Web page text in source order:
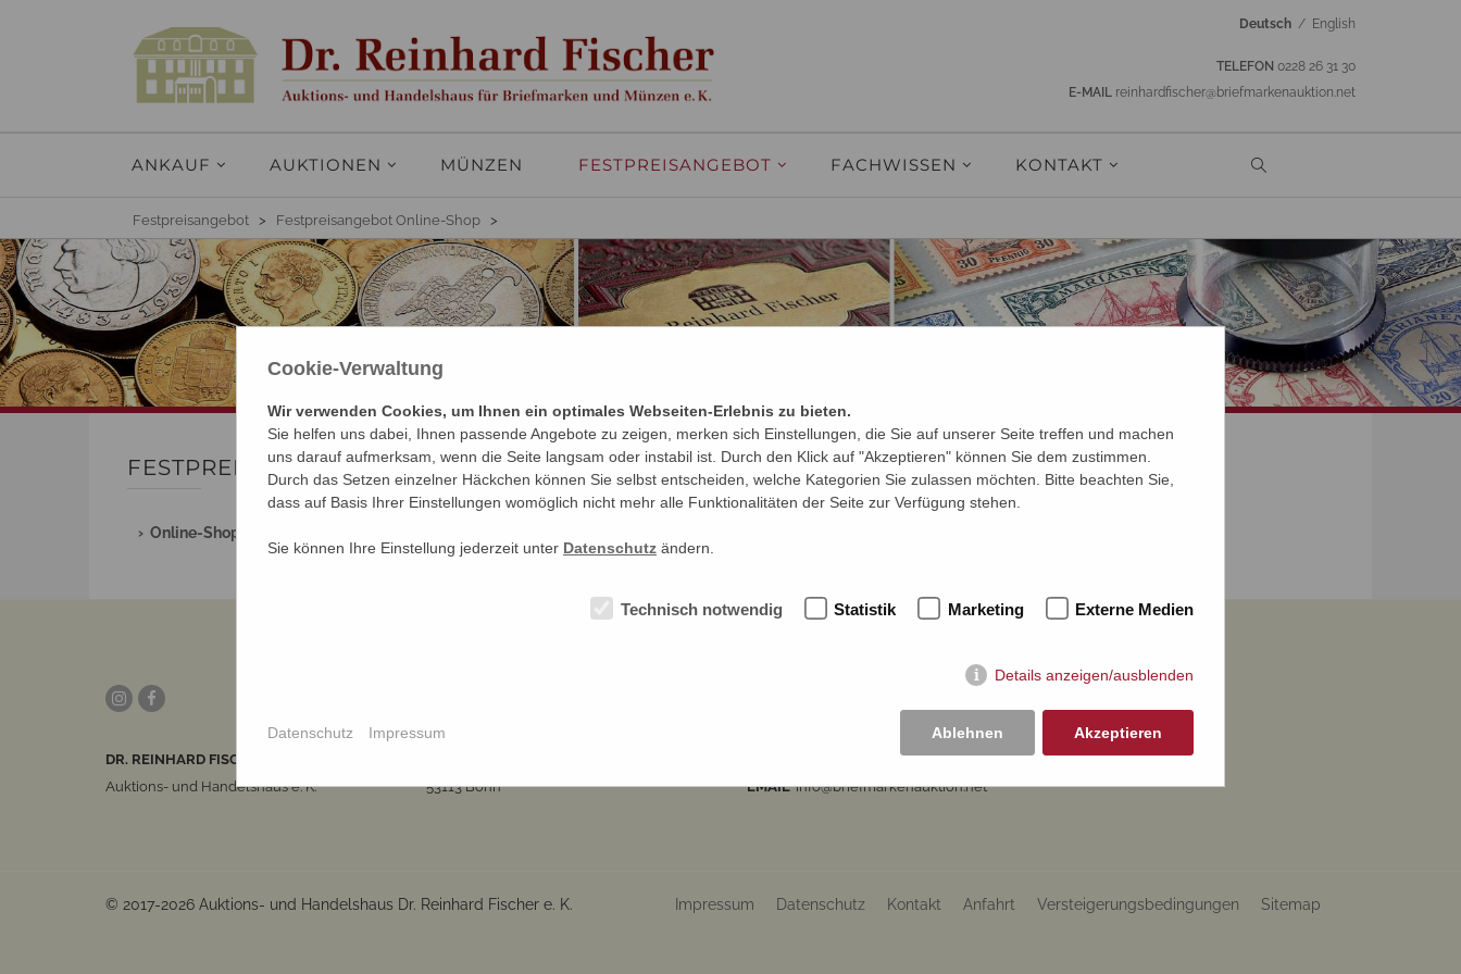
Deutsch / English
TELEFON 0228 26 31 30
E-MAIL reinhardfischer@briefmarkenauktion.net
ANKAUF AUKTIONEN MÜNZEN FESTPREISANGEBOT FACHWISSEN KONTAKT
Festpreisangebot > Festpreisangebot Online-Shop >
FESTPREISANGEBOT ONLINE-SHOP
› Online-Shop
DR. REINHARD FISCHER
Auktions- und Handelshaus e. K.
53113 Bonn
0228 26 31 30
EMAIL info@briefmarkenauktion.net
© 2017-2026 Auktions- und Handelshaus Dr. Reinhard Fischer e. K. Impressum Datenschutz Kontakt Anfahrt Versteigerungsbedingungen Sitemap
Cookie-Verwaltung
Wir verwenden Cookies, um Ihnen ein optimales Webseiten-Erlebnis zu bieten.
Sie helfen uns dabei, Ihnen passende Angebote zu zeigen, merken sich Einstellungen, die Sie auf unserer Seite treffen und machen
uns darauf aufmerksam, wenn die Seite langsam oder instabil ist. Durch den Klick auf "Akzeptieren" können Sie dem zustimmen.
Durch das Setzen einzelner Häckchen können Sie selbst entscheiden, welche Kategorien Sie zulassen möchten. Bitte beachten Sie,
dass auf Basis Ihrer Einstellungen womöglich nicht mehr alle Funktionalitäten der Seite zur Verfügung stehen.
Sie können Ihre Einstellung jederzeit unter Datenschutz ändern.
Technisch notwendig Statistik Marketing Externe Medien
Details anzeigen/ausblenden
Ablehnen Akzeptieren
Datenschutz Impressum